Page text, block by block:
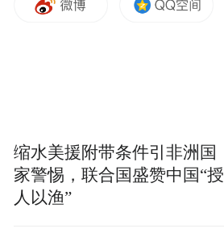
缩水美援附带条件引非洲国
家警惕，联合国盛赞中国“授
人以渔”